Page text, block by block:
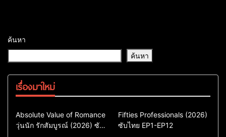
ค้นหา
ค้นหา
เรื่องมาใหม่
Comedy
Drama
ซีรี่ย์เกาหลี
Absolute Value of Romance
วุ่นนัก รักสัมบูรณ์ (2026) ซับ
Action & Adventure
Comedy
Drama
Fifties Professionals (2026)
ซับไทย EP1-EP12